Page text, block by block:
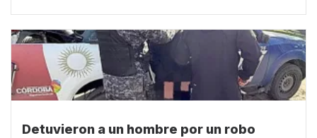
Detuvieron a un hombre por un robo